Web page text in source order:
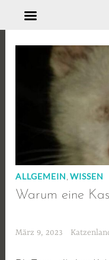
ALLGEMEIN,WISSEN
Warum eine
März 9, 2023